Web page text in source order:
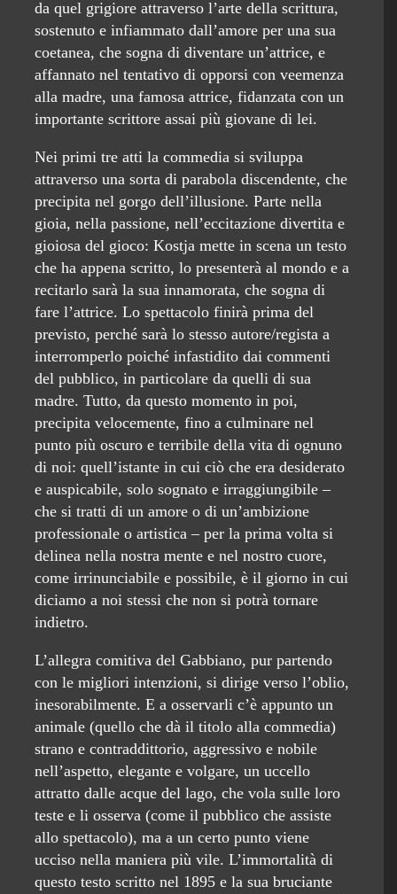
da quel grigiore attraverso l’arte della scrittura,
sostenuto e infiammato dall’amore per una sua
coetanea, che sogna di diventare un’attrice, e
affannato nel tentativo di opporsi con veemenza
alla madre, una famosa attrice, fidanzata con un
importante scrittore assai più giovane di lei.
Nei primi tre atti la commedia si sviluppa
attraverso una sorta di parabola discendente, che
precipita nel gorgo dell’illusione. Parte nella
gioia, nella passione, nell’eccitazione divertita e
gioiosa del gioco: Kostja mette in scena un testo
che ha appena scritto, lo presenterà al mondo e a
recitarlo sarà la sua innamorata, che sogna di
fare l’attrice. Lo spettacolo finirà prima del
previsto, perché sarà lo stesso autore/regista a
interromperlo poiché infastidito dai commenti
del pubblico, in particolare da quelli di sua
madre. Tutto, da questo momento in poi,
precipita velocemente, fino a culminare nel
punto più oscuro e terribile della vita di ognuno
di noi: quell’istante in cui ciò che era desiderato
e auspicabile, solo sognato e irraggiungibile –
che si tratti di un amore o di un’ambizione
professionale o artistica – per la prima volta si
delinea nella nostra mente e nel nostro cuore,
come irrinunciabile e possibile, è il giorno in cui
diciamo a noi stessi che non si potrà tornare
indietro.
L’allegra comitiva del Gabbiano, pur partendo
con le migliori intenzioni, si dirige verso l’oblio,
inesorabilmente. E a osservarli c’è appunto un
animale (quello che dà il titolo alla commedia)
strano e contraddittorio, aggressivo e nobile
nell’aspetto, elegante e volgare, un uccello
attratto dalle acque del lago, che vola sulle loro
teste e li osserva (come il pubblico che assiste
allo spettacolo), ma a un certo punto viene
ucciso nella maniera più vile. L’immortalità di
questo testo scritto nel 1895 e la sua bruciante